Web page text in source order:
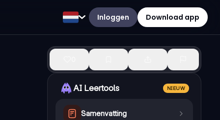
Inloggen Download app
AI Leertools NIEUW
Samenvatting